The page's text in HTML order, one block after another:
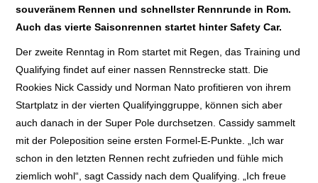
souveränem Rennen und schnellster Rennrunde in Rom.
Auch das vierte Saisonrennen startet hinter Safety Car.
Der zweite Renntag in Rom startet mit Regen, das Training und
Qualifying findet auf einer nassen Rennstrecke statt. Die
Rookies Nick Cassidy und Norman Nato profitieren von ihrem
Startplatz in der vierten Qualifyinggruppe, können sich aber
auch danach in der Super Pole durchsetzen. Cassidy sammelt
mit der Poleposition seine ersten Formel-E-Punkte. „Ich war
schon in den letzten Rennen recht zufrieden und fühle mich
ziemlich wohl“, sagt Cassidy nach dem Qualifying. „Ich freue